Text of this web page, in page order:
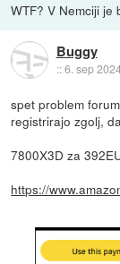
WTF? V Nemciji je
Buggy
::6. sep
spet problem
registrirajo zgolj,
7800X3D za
https://